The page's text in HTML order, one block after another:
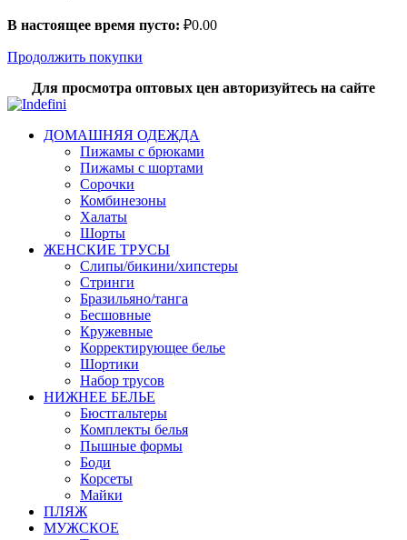
В настоящее время пусто: ₽0.00
Продолжить покупки
Для просмотра оптовых цен авторизуйтесь на сайте
ДОМАШНЯЯ ОДЕЖДА
Пижамы с брюками
Пижамы с шортами
Сорочки
Комбинезоны
Халаты
Шорты
ЖЕНСКИЕ ТРУСЫ
Слипы/бикини/хипстеры
Стринги
Бразильяно/танга
Бесшовные
Кружевные
Корректирующее белье
Шортики
Набор трусов
НИЖНЕЕ БЕЛЬЕ
Бюстгальтеры
Комплекты белья
Пышные формы
Боди
Корсеты
Майки
ПЛЯЖ
МУЖСКОЕ